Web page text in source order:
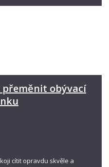
obývací
cítit opravdu skvěle a